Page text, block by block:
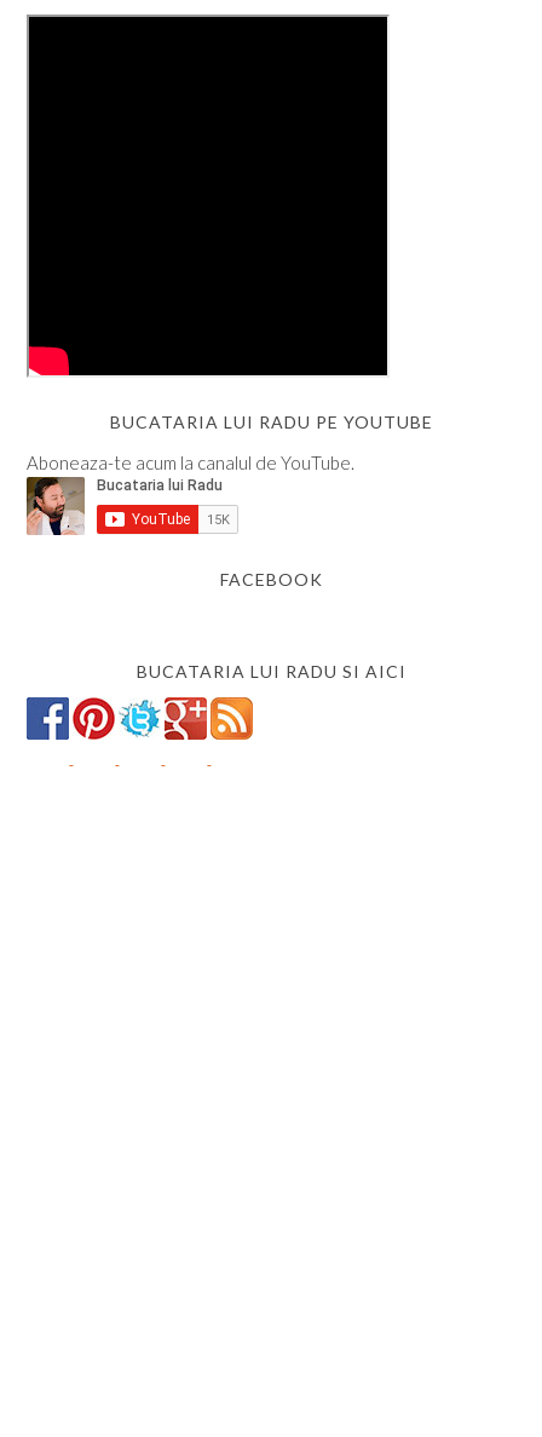
BUCATARIA LUI RADU PE YOUTUBE
Aboneaza-te acum la canalul de YouTube.
FACEBOOK
BUCATARIA LUI RADU SI AICI